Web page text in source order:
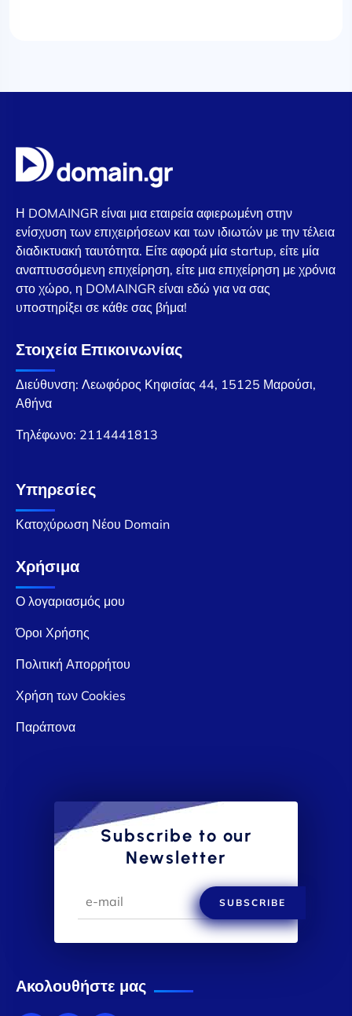
Η DOMAINGR είναι μια εταιρεία αφιερωμένη στην
ενίσχυση των επιχειρήσεων και των ιδιωτών με την τέλεια
διαδικτυακή ταυτότητα. Είτε αφορά μία startup, είτε μία
αναπτυσσόμενη επιχείρηση, είτε μια επιχείρηση με χρόνια
στο χώρο, η DOMAINGR είναι εδώ για να σας
υποστηρίξει σε κάθε σας βήμα!
Στοιχεία Επικοινωνίας
Διεύθυνση: Λεωφόρος Κηφισίας 44, 15125 Μαρούσι,
Αθήνα
Τηλέφωνο: 2114441813
Υπηρεσίες
Κατοχύρωση Νέου Domain
Χρήσιμα
Ο λογαριασμός μου
Όροι Χρήσης
Πολιτική Απορρήτου
Χρήση των Cookies
Παράπονα
Subscribe to our
Newsletter
SUBSCRIBE
Ακολουθήστε μας